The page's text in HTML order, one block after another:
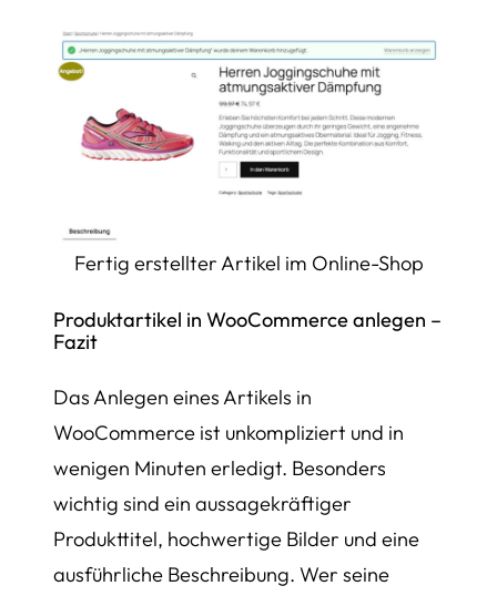
Fertig erstellter Artikel im Online-Shop
Produktartikel in WooCommerce anlegen –
Fazit
Das Anlegen eines Artikels in
WooCommerce ist unkompliziert und in
wenigen Minuten erledigt. Besonders
wichtig sind ein aussagekräftiger
Produkttitel, hochwertige Bilder und eine
ausführliche Beschreibung. Wer seine